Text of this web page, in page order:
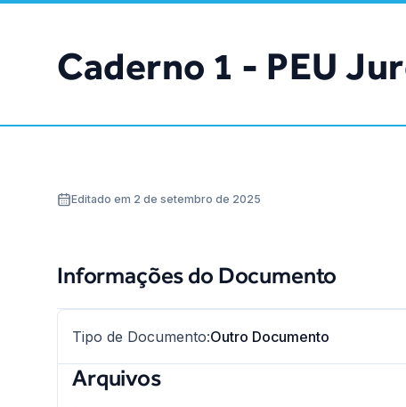
Caderno 1 - PEU
Editado em 2 de setembro de 2025
Informações do Documento
Tipo de Documento:Outro Documento
Arquivos